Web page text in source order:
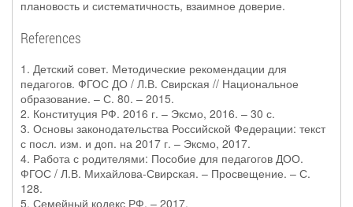
плановость и систематичность, взаимное доверие.
References
1. Детский совет. Методические рекомендации для
педагогов. ФГОС ДО / Л.В. Свирская // Национальное
образование. – С. 80. – 2015.
2. Конституция РФ. 2016 г. – Эксмо, 2016. – 30 с.
3. Основы законодательства Российской Федерации: текст
с посл. изм. и доп. на 2017 г. – Эксмо, 2017.
4. Работа с родителями: Пособие для педагогов ДОО.
ФГОС / Л.В. Михайлова-Свирская. – Просвещение. – С.
128.
5. Семейный кодекс РФ. – 2017.